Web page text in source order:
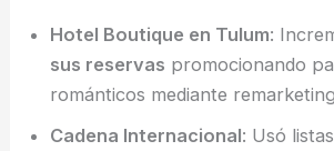
Hotel Boutique en Tulum:
sus reservas promocionando
románticos mediante
Cadena Internacional: Usó